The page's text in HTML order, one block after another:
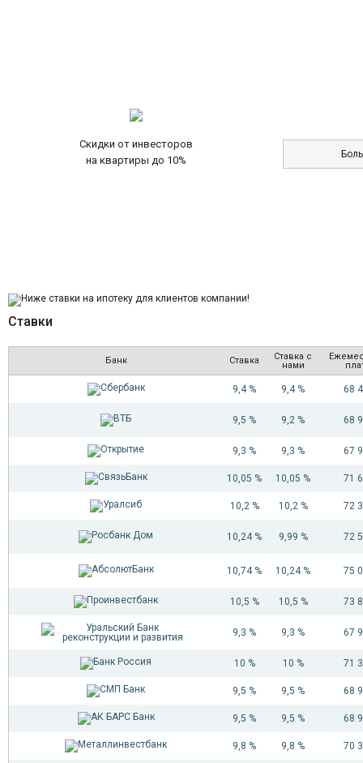
Скидки от инвесторов
на квартиры до 10%
Ставки
Банк Ставка
Ставка с
нами
9,4 % 9,4 % 68
9,5 % 9,2 % 68
9,3 % 9,3 % 67
10,05 % 10,05 % 71
10,2 % 10,2 % 72
10,24 % 9,99 % 72
10,74 % 10,24 % 75
10,5 % 10,5 % 73
9,3 % 9,3 % 67
10 % 10 % 71
9,5 % 9,5 % 68
9,5 % 9,5 % 68
9,8 % 9,8 % 70